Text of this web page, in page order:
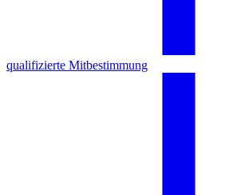
qualifizierte Mitbestimmung